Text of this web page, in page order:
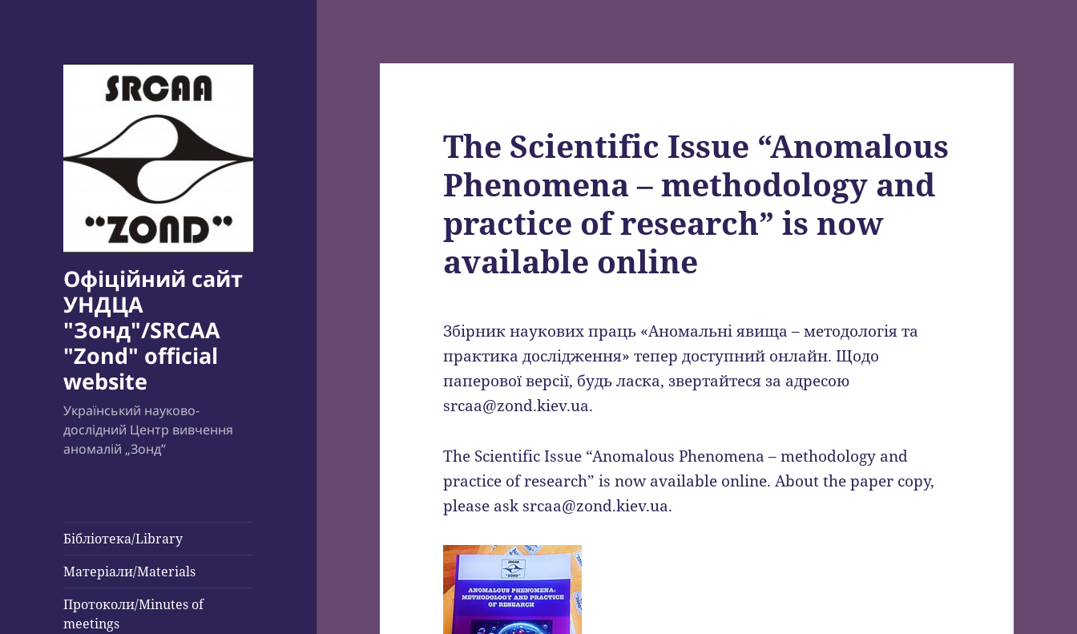
Офіційний сайт
УНДЦА
"Зонд"/SRCAA
"Zond" official
website
Український науково-
дослідний Центр вивчення
аномалій „Зонд”
Бібліотека/Library
Матеріали/Materials
Протоколи/Minutes of
meetings
The Scientific Issue “Anomalous
Phenomena – methodology and
practice of research” is now
available online
Збірник наукових праць «Аномальні явища – методологія та
практика дослідження» тепер доступний онлайн. Щодо
паперової версії, будь ласка, звертайтеся за адресою
srcaa@zond.kiev.ua.
The Scientific Issue “Anomalous Phenomena – methodology and
practice of research” is now available online. About the paper copy,
please asksrcaa@zond.kiev.ua.